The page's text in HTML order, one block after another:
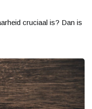
cruciaal is? Dan is